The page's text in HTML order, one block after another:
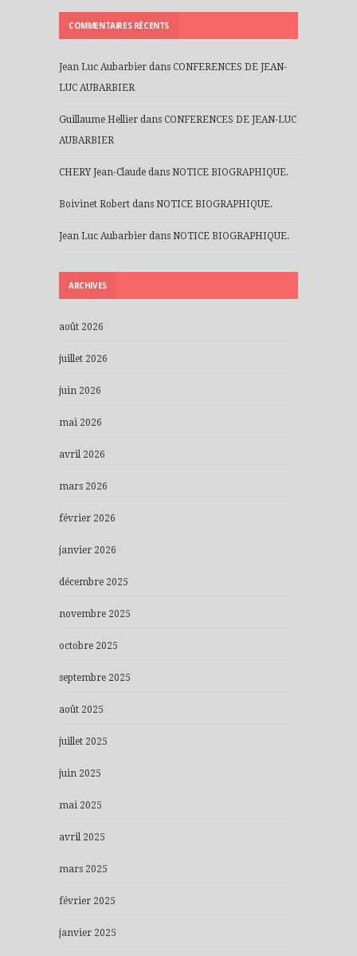
COMMENTAIRES RÉCENTS
Jean Luc Aubarbier dans CONFERENCES DE JEAN-
LUC AUBARBIER
Guillaume Hellier dans CONFERENCES DE JEAN-LUC
AUBARBIER
CHERY Jean-Claude dans NOTICE BIOGRAPHIQUE.
Boivinet Robert dans NOTICE BIOGRAPHIQUE.
Jean Luc Aubarbier dans NOTICE BIOGRAPHIQUE.
ARCHIVES
août 2026
juillet 2026
juin 2026
mai 2026
avril 2026
mars 2026
février 2026
janvier 2026
décembre 2025
novembre 2025
octobre 2025
septembre 2025
août 2025
juillet 2025
juin 2025
mai 2025
avril 2025
mars 2025
février 2025
janvier 2025